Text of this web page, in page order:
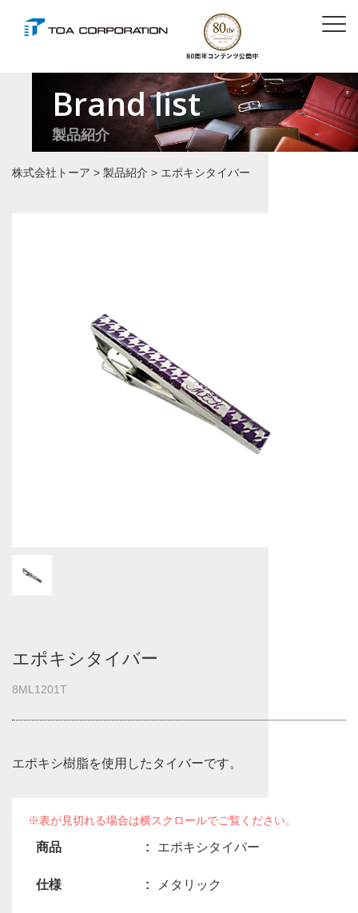
Brand list
製品紹介
株式会社トーア > 製品紹介 > エポキシタイバー
エポキシタイバー
8ML1201T
エポキシ樹脂を使用したタイバーです。
商品 エポキシタイバー
仕様 メタリック